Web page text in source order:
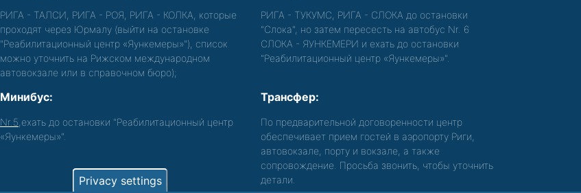
РИГА - ТАЛСИ, РИГА - РОЯ, РИГА - КОЛКА, которые
проходят через Юрмалу (выйти на остановке
"Реабилитационный центр «Яункемеры»"), список
можно уточнить на Рижском международном
автовокзале или в справочном бюро);
РИГА - ТУКУМС, РИГА - СЛОКА до остановки
"Слока", но затем пересесть на автобус Nr. 6
СЛОКА - ЯУНКЕМЕРИ и ехать до остановки
"Реабилитационный центр «Яункемеры»".
Минибус:
Nr.5 ,ехать до остановки "Реабилитационный центр
«Яункемеры»".
Трансфер:
По предварительной договоренности центр
обеспечивает прием гостей в аэропорту Риги,
автовокзале, порту и вокзале, а также
сопровождение. Просьба звонить, чтобы уточнить
детали.
Privacy settings